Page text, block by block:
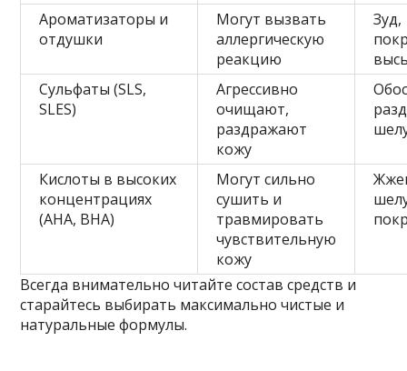
Ароматизаторы и
отдушки
Могут вызвать
аллергическую
реакцию
Зуд,
Сульфаты (SLS,
SLES)
Агрессивно
очищают,
раздражают
кожу
Кислоты в высоких
концентрациях
(AHA, BHA)
Могут сильно
сушить и
травмировать
чувствительную
кожу
Всегда внимательно читайте состав средств и
старайтесь выбирать максимально чистые и
натуральные формулы.